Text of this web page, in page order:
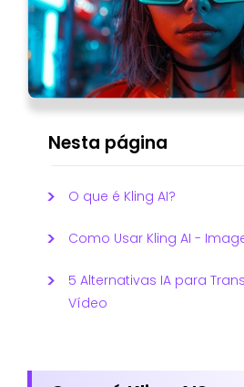
Nesta página
O que é Kling AI?
Como Usar Kling AI -
5 Alternativas IA para
Vídeo